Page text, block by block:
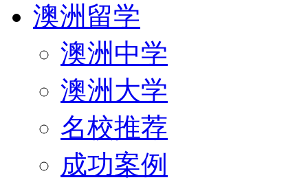
澳洲留学
澳洲中学
澳洲大学
名校推荐
成功案例